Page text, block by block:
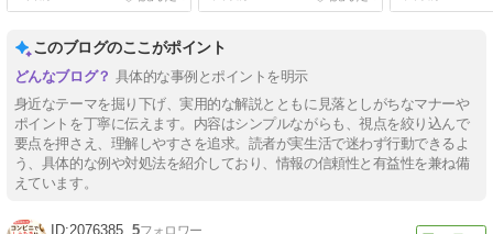
このブログのここがポイント
具体的な事例とポイントを明示
身近なテーマを掘り下げ、実用的な解説とともに見落としがちなマナーや
ポイントを丁寧に伝えます。内容はシンプルながらも、視点を絞り込んで
要点を押さえ、理解しやすさを追求。読者が実生活で迷わず行動できるよ
う、具体的な例や対処法を紹介しており、情報の信頼性と有益性を兼ね備
えています。
2076385 5